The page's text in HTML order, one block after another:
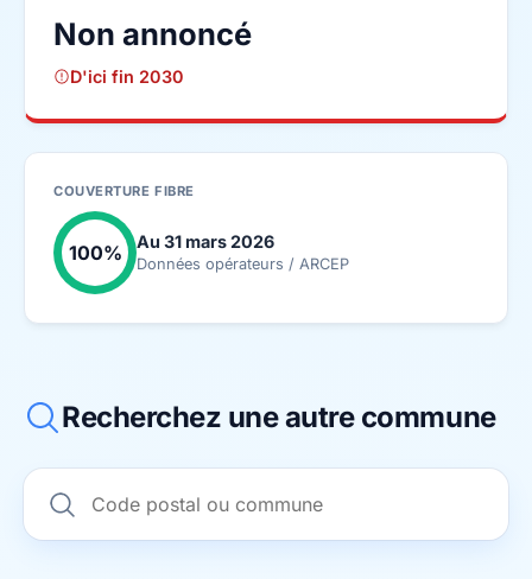
Non annoncé
D'ici fin 2030
COUVERTURE FIBRE
100% Au 31 mars 2026
Données opérateurs / ARCEP
Recherchez une autre commune